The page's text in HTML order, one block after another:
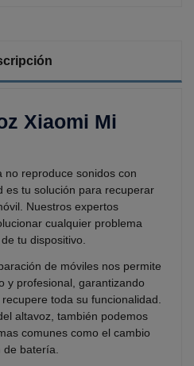
Xiaomi Mi
no reproduce sonidos con
es tu solución para recuperar
Nuestros expertos
cualquier problema
tu dispositivo.
de móviles nos permite
y profesional, garantizando
recupere toda su funcionalidad.
altavoz, también podemos
comunes como el cambio
batería.